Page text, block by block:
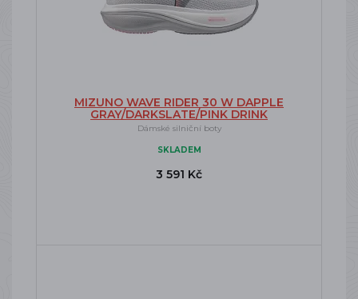
MIZUNO WAVE RIDER 30 W DAPPLE
GRAY/DARKSLATE/PINK DRINK
Dámské silniční boty
SKLADEM
3 591 Kč